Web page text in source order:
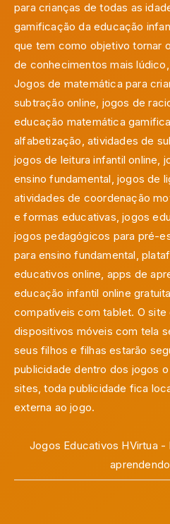
para crianças de todas as
gamificação da educação
que tem como objetivo tornar
de conhecimentos mais
Jogos de matemática para
subtração online, jogos de
educação matemática
alfabetização, atividades de
jogos de leitura infantil online,
ensino fundamental, jogos de
atividades de coordenação
e formas educativas, jogos
jogos pedagógicos para pré-
para ensino fundamental,
educativos online, apps de
educação infantil online
compatíveis com tablet. O
dispositivos móveis com tela
seus filhos e filhas estarão
publicidade dentro dos jogos
sites, toda publicidade fica
externa ao jogo.
Jogos Educativos HVirtua -